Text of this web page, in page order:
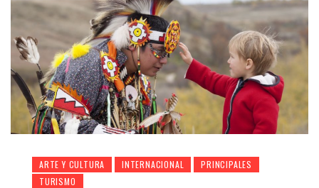
ARTE Y CULTURA INTERNACIONAL
PRINCIPALES
TURISMO